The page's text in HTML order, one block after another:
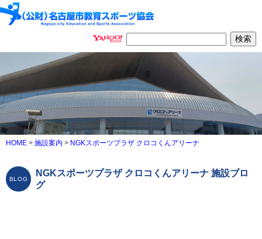
HOME > 施設案内 > NGKスポーツプラザ クロコくんアリーナ
NGKスポーツプラザ クロコくんアリーナ 施設ブロ
グ